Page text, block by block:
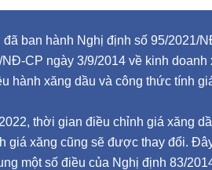
đã ban hành Nghị định số 95/2021/
CP ngày 3/9/2014 về kinh
hành xăng dầu và công thức tính
thời gian điều chỉnh giá xăng
giá xăng cũng sẽ được thay đổi.
một số điều của Nghị định 83/